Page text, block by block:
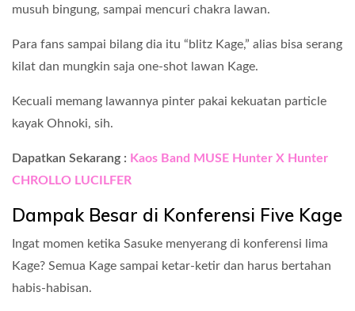
musuh bingung, sampai mencuri chakra lawan.
Para fans sampai bilang dia itu “blitz Kage,” alias bisa serang
kilat dan mungkin saja one-shot lawan Kage.
Kecuali memang lawannya pinter pakai kekuatan particle
kayak Ohnoki, sih.
Dapatkan Sekarang : Kaos Band MUSE Hunter X Hunter
CHROLLO LUCILFER
Dampak Besar di Konferensi Five Kage
Ingat momen ketika Sasuke menyerang di konferensi lima
Kage? Semua Kage sampai ketar-ketir dan harus bertahan
habis-habisan.